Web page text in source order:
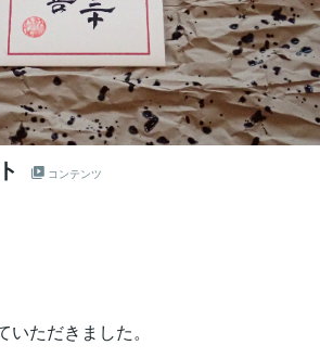
コンテンツ
ただきました。